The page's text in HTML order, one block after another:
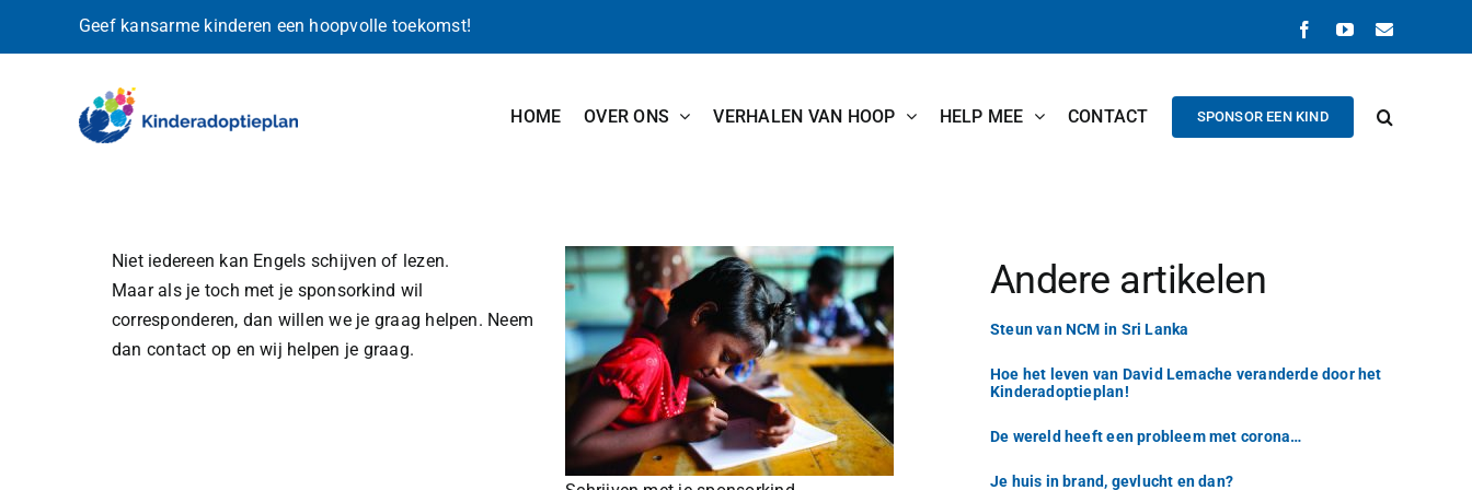
Geef kansarme kinderen een hoopvolle toekomst! FacebookYouTube
E-
HOME OVER ONS VERHALEN VAN HOOP HELP MEE CONTACT SPONSOR EEN KIND
Niet iedereen kan Engels schijven of lezen.
Maar als je toch met je sponsorkind wil
corresponderen, dan willen we je graag helpen. Neem
dan contact op en wij helpen je graag.
Andere artikelen
Steun van NCM in Sri Lanka
Hoe het leven van David Lemache veranderde door het
Kinderadoptieplan!
De wereld heeft een probleem met corona…
Je huis in brand, gevlucht en dan?